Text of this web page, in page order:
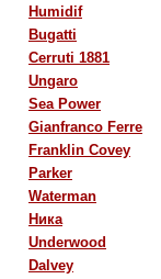
Humidif
Bugatti
Cerruti 1881
Ungaro
Sea Power
Gianfranco Ferre
Franklin Covey
Parker
Waterman
Ника
Underwood
Dalvey